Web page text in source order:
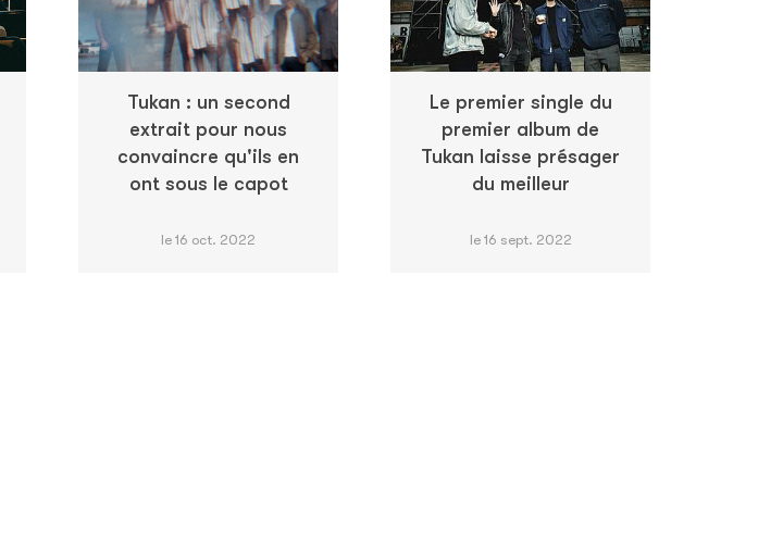
Tukan : un second
extrait pour nous
convaincre qu'ils en
ont sous le capot
le 16 oct. 2022
Le premier single du
premier album de
Tukan laisse présager
du meilleur
le 16 sept. 2022